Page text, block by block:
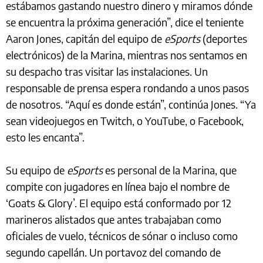
estábamos gastando nuestro dinero y miramos dónde
se encuentra la próxima generación”, dice el teniente
Aaron Jones, capitán del equipo de eSports(deportes
electrónicos) de la Marina, mientras nos sentamos en
su despacho tras visitar las instalaciones. Un
responsable de prensa espera rondando a unos pasos
de nosotros. “Aquí es donde están”, continúa Jones. “Ya
sean videojuegos en Twitch, o YouTube, o Facebook,
esto les encanta”.
Su equipo de eSportses personal de la Marina, que
compite con jugadores en línea bajo el nombre de
‘Goats & Glory’. El equipo está conformado por 12
marineros alistados que antes trabajaban como
oficiales de vuelo, técnicos de sónar o incluso como
segundo capellán. Un portavoz del comando de